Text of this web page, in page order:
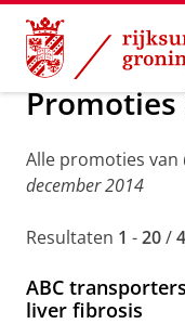
Skip
Content
Skip
Navigation
Over ons Actueel
Promoties
Alle promoties van
december 2014
Resultaten 1 -20/
ABC
liver fibrosis